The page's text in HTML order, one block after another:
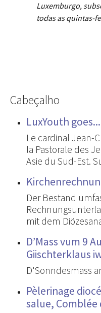
Luxemburgo,
todas as quintas-
Cabeçalho
LuxYouth
Le cardinal Jean-
la Pastorale des
Asie du Sud-Est.
Der Bestand
mit dem
D’Mass vum 9
Giischterklaus
D'Sonndesmass
Pèlerinage
salue, Comblée